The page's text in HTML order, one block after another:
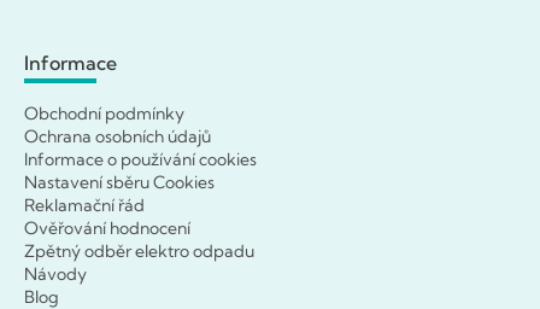
Informace
Obchodní podmínky
Ochrana osobních údajů
Informace o používání cookies
Nastavení sběru Cookies
Reklamační řád
Ověřování hodnocení
Zpětný odběr elektro odpadu
Návody
Blog